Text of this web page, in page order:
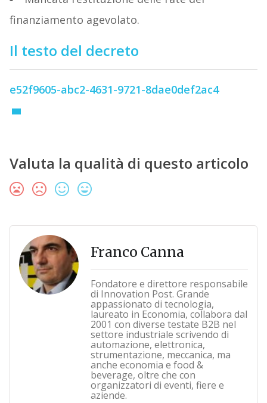
finanziamento agevolato.
Il testo del decreto
e52f9605-abc2-4631-9721-8dae0def2ac4
Valuta la qualità di questo articolo
Franco Canna
Fondatore e direttore responsabile
di Innovation Post. Grande
appassionato di tecnologia,
laureato in Economia, collabora dal
2001 con diverse testate B2B nel
settore industriale scrivendo di
automazione, elettronica,
strumentazione, meccanica, ma
anche economia e food &
beverage, oltre che con
organizzatori di eventi, fiere e
aziende.